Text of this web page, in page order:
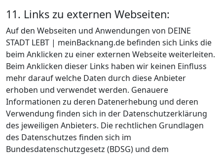
11. Links zu externen Webseiten:
Auf den Webseiten und Anwendungen von DEINE
STADT LEBT | meinBacknang.de befinden sich Links die
beim Anklicken zu einer externen Webseite weiterleiten.
Beim Anklicken dieser Links haben wir keinen Einfluss
mehr darauf welche Daten durch diese Anbieter
erhoben und verwendet werden. Genauere
Informationen zu deren Datenerhebung und deren
Verwendung finden sich in der Datenschutzerklärung
des jeweiligen Anbieters. Die rechtlichen Grundlagen
des Datenschutzes finden sich im
Bundesdatenschutzgesetz (BDSG) und dem